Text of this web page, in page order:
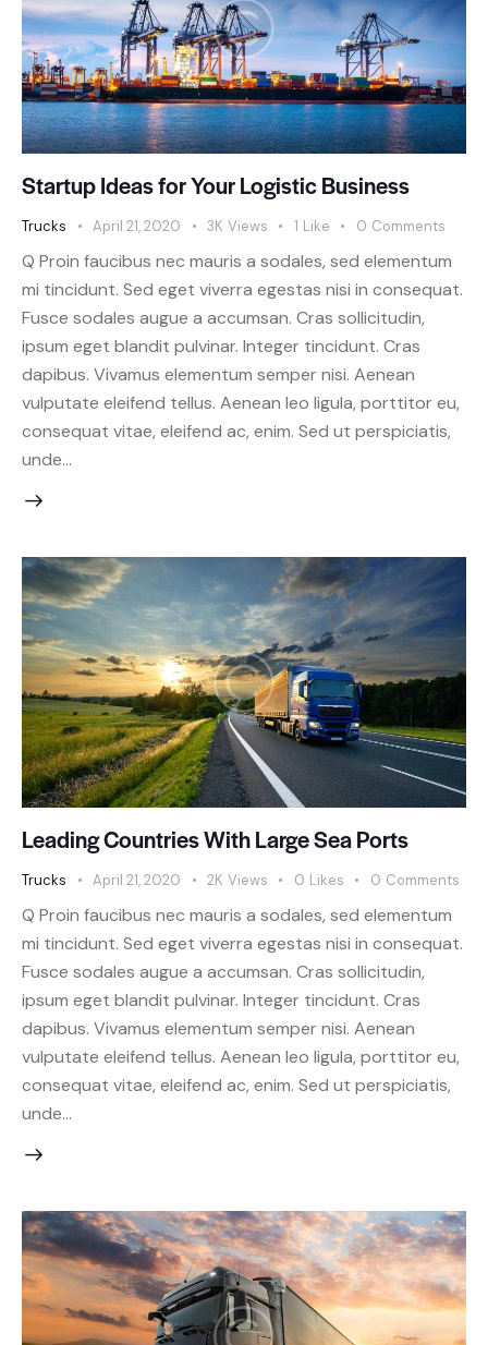
Startup Ideas for Your Logistic Business
Trucks April 21, 2020 3K Views 1 Like 0 Comments
Q Proin faucibus nec mauris a sodales, sed elementum
mi tincidunt. Sed eget viverra egestas nisi in consequat.
Fusce sodales augue a accumsan. Cras sollicitudin,
ipsum eget blandit pulvinar. Integer tincidunt. Cras
dapibus. Vivamus elementum semper nisi. Aenean
vulputate eleifend tellus. Aenean leo ligula, porttitor eu,
consequat vitae, eleifend ac, enim. Sed ut perspiciatis,
unde…
Leading Countries With Large Sea Ports
Trucks April 21, 2020 2K Views 0 Likes 0 Comments
Q Proin faucibus nec mauris a sodales, sed elementum
mi tincidunt. Sed eget viverra egestas nisi in consequat.
Fusce sodales augue a accumsan. Cras sollicitudin,
ipsum eget blandit pulvinar. Integer tincidunt. Cras
dapibus. Vivamus elementum semper nisi. Aenean
vulputate eleifend tellus. Aenean leo ligula, porttitor eu,
consequat vitae, eleifend ac, enim. Sed ut perspiciatis,
unde…